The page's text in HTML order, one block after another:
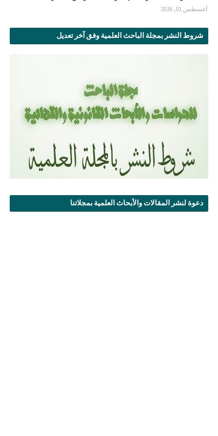
أغسطس 01, 2026
شروط النشر بمجلة الباحث العلمية وفق آخر تعديل
دعوة لنشر المقالات والأبحاث العلمية بمجلاتنا